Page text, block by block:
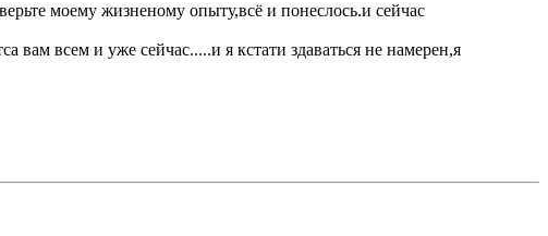
моему жизненому опыту,всё и понеслось.и сейчас
всем и уже сейчас.....и я кстати здаваться не намерен,я